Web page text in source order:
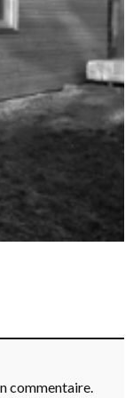
commentaire.